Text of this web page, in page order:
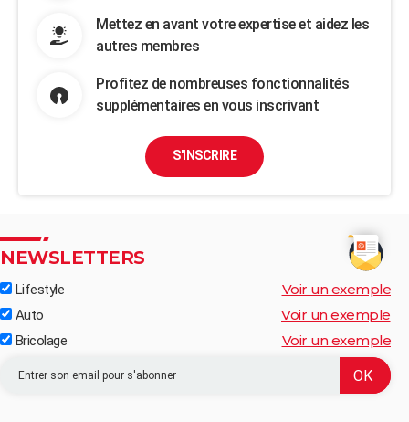
Mettez en avant votre expertise et aidez les
autres membres
Profitez de nombreuses fonctionnalités
supplémentaires en vous inscrivant
S'INSCRIRE
NEWSLETTERS
Lifestyle Voir un exemple
Auto Voir un exemple
Bricolage Voir un exemple